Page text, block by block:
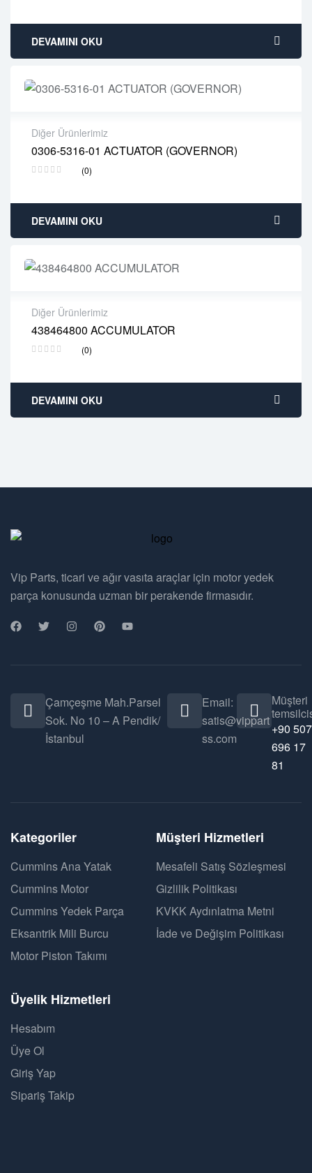
DEVAMINI OKU
Diğer Ürünlerimiz
0306-5316-01 ACTUATOR (GOVERNOR)
(0)
2 years warranty
Delivery time: 1-2 business days
DEVAMINI OKU
Diğer Ürünlerimiz
438464800 ACCUMULATOR
(0)
2 years warranty
Delivery time: 1-2 business days
DEVAMINI OKU
Vip Parts, ticari ve ağır vasıta araçlar için motor yedek
parça konusunda uzman bir perakende firmasıdır.
Çamçeşme Mah.Parsel
Sok. No 10 – A Pendik/
İstanbul
Email:
satis@vippart
ss.com
Müşteri
+90 507
696 17
81
Kategoriler
Cummins Ana Yatak
Cummins Motor
Cummins Yedek Parça
Eksantrik Mili Burcu
Motor Piston Takımı
Müşteri Hizmetleri
Mesafeli Satış Sözleşmesi
Gizlilik Politikası
KVKK Aydınlatma Metni
İade ve Değişim Politikası
Üyelik Hizmetleri
Hesabım
Üye Ol
Giriş Yap
Sipariş Takip